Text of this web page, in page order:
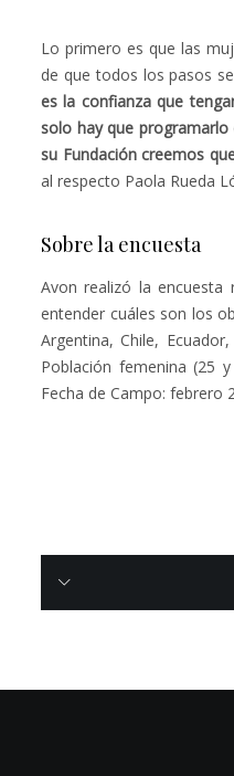
Lo primero es que las
de que todos los pasos
es la confianza que
solo hay que programarlo
su Fundación creemos
al respecto Paola Rueda
Sobre la encuesta
Avon realizó la encuesta
entender cuáles son los
Argentina, Chile,
Población femenina (25
Fecha de Campo: febrero